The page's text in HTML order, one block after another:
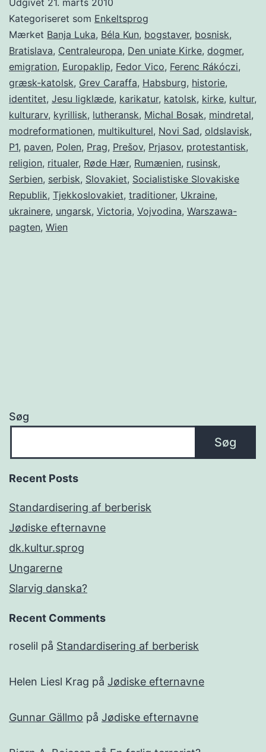
Kategoriseret som Enkeltsprog
Mærket Banja Luka, Béla Kun, bogstaver, bosnisk,
Bratislava, Centraleuropa, Den uniate Kirke, dogmer,
emigration, Europaklip, Fedor Vico, Ferenc Rákóczi,
græsk-katolsk, Grev Caraffa, Habsburg, historie,
identitet, Jesu ligklæde, karikatur, katolsk, kirke, kultur,
kulturarv, kyrillisk, lutheransk, Michal Bosak, mindretal,
modreformationen, multikulturel, Novi Sad, oldslavisk,
P1, paven, Polen, Prag, Prešov, Prjasov, protestantisk,
religion, ritualer, Røde Hær, Rumænien, rusinsk,
Serbien, serbisk, Slovakiet, Socialistiske Slovakiske
Republik, Tjekkoslovakiet, traditioner, Ukraine,
ukrainere, ungarsk, Victoria, Vojvodina, Warszawa-
pagten, Wien
Søg
Søg
Recent Posts
Standardisering af berberisk
Jødiske efternavne
dk.kultur.sprog
Ungarerne
Slarvig danska?
Recent Comments
roselil på Standardisering af berberisk
Helen Liesl Krag på Jødiske efternavne
Gunnar Gällmo på Jødiske efternavne